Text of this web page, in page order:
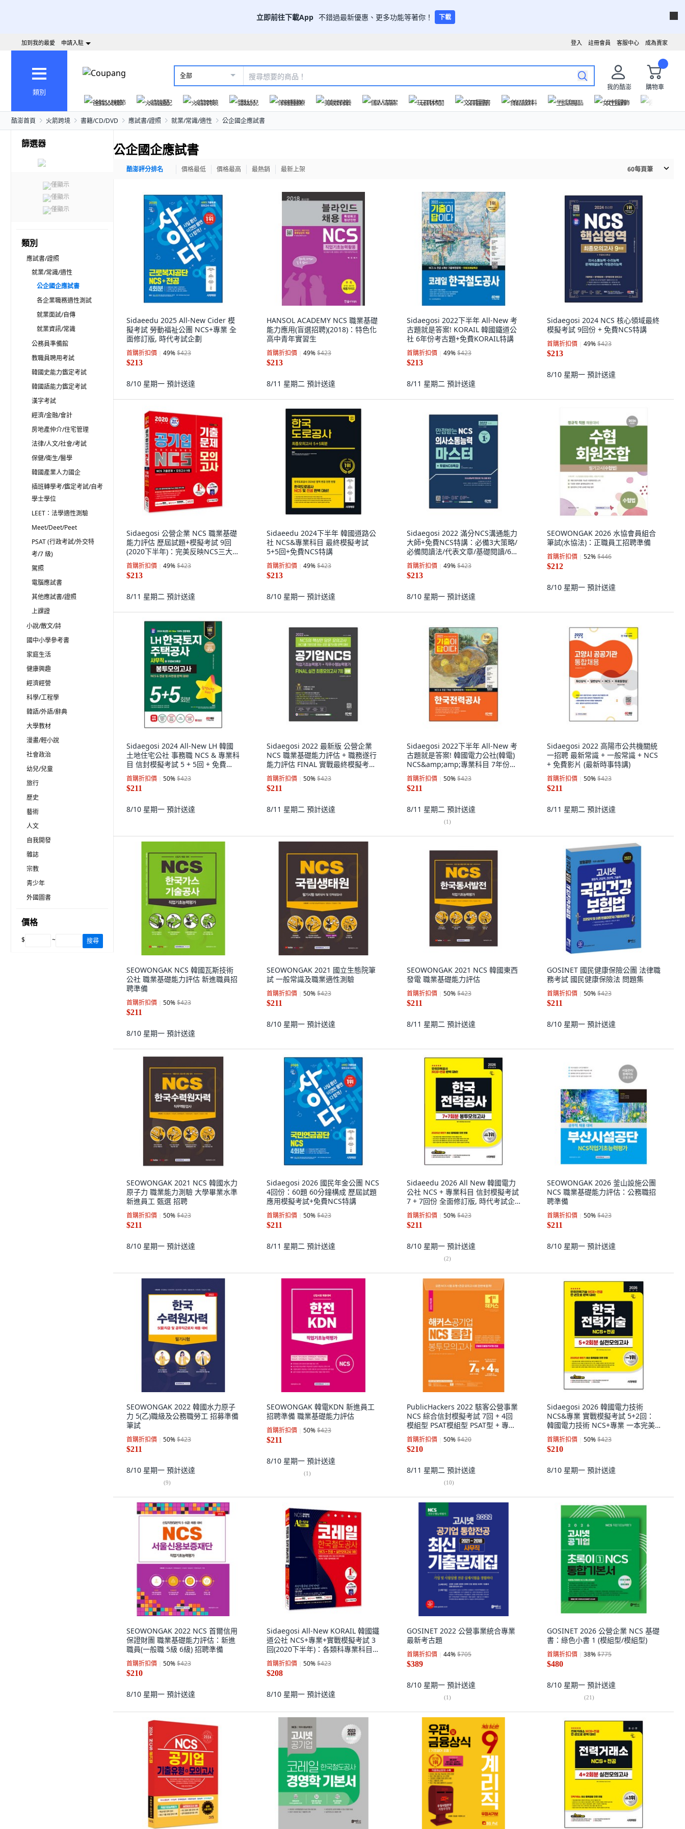
立即前往下載App 不錯過最新優惠、更多功能等著你！ 下載
成為賣家
客服中心
註冊會員
登入
加到我的最愛 申請入駐
類別
全部
我的酷澎
購物車
爸氣父親節
火箭速配 火箭跨境 嬰幼兒 保健醫療 美妝保養 個人清潔 玩具休閒 文具圖書 食品飲料 生活用品 女性服飾
酷澎首頁 火箭跨境 書籍/CD/DVD 應試書/證照 就業/常識/適性 公企國企應試書
篩選器
僅顯示
僅顯示
僅顯示
類別
應試書/證照
就業/常識/適性
公企國企應試書
各企業職務適性測試
就業面試/自傳
就業資訊/常識
公務員準備館
教職員聘用考試
韓國史能力鑑定考試
韓國語能力鑑定考試
漢字考試
經濟/金融/會計
房地產仲介/住宅管理
法律/人文/社會/考試
保健/衛生/醫學
韓國產業人力國企
插班轉學考/鑑定考試/自考
學士學位
LEET：法學適性測驗
Meet/Deet/Peet
PSAT (行政考試/外交特
考/7 級)
駕照
電腦應試書
其他應試書/證照
上課證
小說/散文/詩
國中小學參考書
家庭生活
健康興趣
經濟經營
科學/工程學
韓語/外語/辭典
大學教材
漫畫/輕小說
社會政治
幼兒/兒童
旅行
歷史
藝術
人文
自我開發
雜誌
宗教
青少年
外國圖書
價格
$ ~ 搜尋
公企國企應試書
酷澎評分排名 價格最低 價格最高 最熱銷 最新上架 60每頁筆
Sidaeedu 2025 All-New Cider 模
擬考試 勞動福祉公團 NCS+專業 全
面修訂版, 時代考試企劃
首購折扣價 49%$423
$213
8/10 星期一 預計送達
HANSOL ACADEMY NCS 職業基礎
能力應用(盲選招聘)(2018)：特色化
高中青年實習生
首購折扣價 49%$423
$213
8/11 星期二 預計送達
Sidaegosi 2022下半年 All-New 考
古題就是答案! KORAIL 韓國鐵道公
社 6年份考古題+免費KORAIL特講
首購折扣價 49%$423
$213
8/11 星期二 預計送達
Sidaegosi 2024 NCS 核心領域最終
模擬考試 9回份 + 免費NCS特講
首購折扣價 49%$423
$213
8/10 星期一 預計送達
Sidaegosi 公營企業 NCS 職業基礎
能力評估 歷屆試題+模擬考試 9回
(2020下半年)：完美反映NCS三大出
題類型(模組/PSAT/PSAT模組)
首購折扣價 49%$423
$213
8/11 星期二 預計送達
Sidaeedu 2024下半年 韓國道路公
社 NCS&專業科目 最終模擬考試
5+5回+免費NCS特講
首購折扣價 49%$423
$213
8/10 星期一 預計送達
Sidaegosi 2022 滿分NCS溝通能力
大師+免費NCS特講：必備3大策略/
必備閱讀法/代表文章/基礎閱讀/60
秒閱讀練習/必備模擬考
首購折扣價 49%$423
$213
8/10 星期一 預計送達
SEOWONGAK 2026 水協會員組合
筆試(水協法)：正職員工招聘準備
首購折扣價 52%$446
$212
8/10 星期一 預計送達
Sidaegosi 2024 All-New LH 韓國
土地住宅公社 事務職 NCS & 專業科
目 信封模擬考試 5 + 5回 + 免費
NCS特講
首購折扣價 50%$423
$211
8/10 星期一 預計送達
Sidaegosi 2022 最新版 公營企業
NCS 職業基礎能力評估 + 職務遂行
能力評估 FINAL 實戰最終模擬考試
7回
首購折扣價 50%$423
$211
8/11 星期二 預計送達
Sidaegosi 2022下半年 All-New 考
古題就是答案! 韓國電力公社(韓電)
NCS&amp;amp;專業科目 7年份考
古題+免費韓電特講
首購折扣價 50%$423
$211
8/11 星期二 預計送達
(1)
Sidaegosi 2022 高陽市公共機關統
一招聘 最新常識 + 一般常識 + NCS
+ 免費影片 (最新時事特講)
首購折扣價 50%$423
$211
8/11 星期二 預計送達
SEOWONGAK NCS 韓國瓦斯技術
公社 職業基礎能力評估 新進職員招
聘準備
首購折扣價 50%$423
$211
8/10 星期一 預計送達
SEOWONGAK 2021 國立生態院筆
試 一般常識及職業適性測驗
首購折扣價 50%$423
$211
8/10 星期一 預計送達
SEOWONGAK 2021 NCS 韓國東西
發電 職業基礎能力評估
首購折扣價 50%$423
$211
8/11 星期二 預計送達
GOSINET 國民健康保險公團 法律職
務考試 國民健康保險法 問題集
首購折扣價 50%$423
$211
8/10 星期一 預計送達
SEOWONGAK 2021 NCS 韓國水力
原子力 職業能力測驗 大學畢業水準
新進員工 甄選 招聘
首購折扣價 50%$423
$211
8/10 星期一 預計送達
Sidaegosi 2026 國民年金公團 NCS
4回份：60題 60分鐘構成 歷屆試題
應用模擬考試+免費NCS特講
首購折扣價 50%$423
$211
8/11 星期二 預計送達
Sidaeedu 2026 All New 韓國電力
公社 NCS + 專業科目 信封模擬考試
7 + 7回份 全面修訂版, 時代考試企
劃
首購折扣價 50%$423
$211
8/10 星期一 預計送達
(2)
SEOWONGAK 2026 釜山設施公團
NCS 職業基礎能力評估：公務職招
聘準備
首購折扣價 50%$423
$211
8/10 星期一 預計送達
SEOWONGAK 2022 韓國水力原子
力 5(乙)職級及公務職勞工 招募準備
筆試
首購折扣價 50%$423
$211
8/10 星期一 預計送達
(9)
SEOWONGAK 韓電KDN 新進員工
招聘準備 職業基礎能力評估
首購折扣價 50%$423
$211
8/10 星期一 預計送達
(1)
PublicHackers 2022 駭客公營事業
NCS 綜合信封模擬考試 7回 + 4回
模組型 PSAT模組型 PSAT型 + 專業
科目
首購折扣價 50%$420
$210
8/11 星期二 預計送達
(10)
Sidaegosi 2026 韓國電力技術
NCS&專業 實戰模擬考試 5+2回：
韓國電力技術 NCS+專業 一本完美
準備
首購折扣價 50%$423
$210
8/10 星期一 預計送達
SEOWONGAK 2022 NCS 首爾信用
保證財團 職業基礎能力評估：新進
職員(一般職 5級 6級) 招聘準備
首購折扣價 50%$423
$210
8/10 星期一 預計送達
Sidaegosi All-New KORAIL 韓國鐵
道公社 NCS+專業+實戰模擬考試 3
回(2020下半年)：各類科專業科目
(經營 土木 機械 電機) 完美反映 | 最
新考古題題型 完美反映
首購折扣價 50%$423
$208
8/10 星期一 預計送達
GOSINET 2022 公營事業統合專業
最新考古題
首購折扣價 44%$705
$389
8/10 星期一 預計送達
(1)
GOSINET 2026 公營企業 NCS 基礎
書：綠色小書 1 (模組型/模組型)
首購折扣價 38%$775
$480
8/10 星期一 預計送達
(21)